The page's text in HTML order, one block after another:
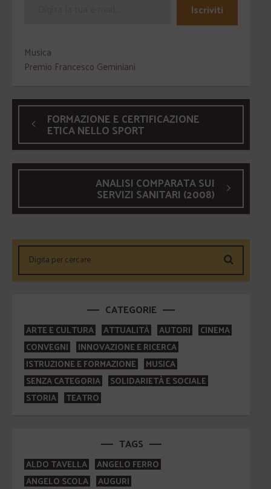
Iscriviti
Musica
Premio Francesco Geminiani
FORMAZIONE E CERTIFICAZIONE
ETICA NELLO SPORT
ANALISI COMPARATA SUI
SERVIZI SANITARI (2008)
CATEGORIE
ARTE E CULTURA ATTUALITÀ AUTORI
CINEMA
CONVEGNI
INNOVAZIONE E RICERCA
ISTRUZIONE E FORMAZIONE
MUSICA
SENZA CATEGORIA
SOLIDARIETÀ E SOCIALE
STORIA
TEATRO
TAGS
ALDO TAVELLA
ANGELO FERRO
ANGELO SCOLA
AUGURI